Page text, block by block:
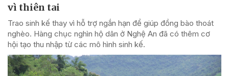
vì thiên tai
Trao sinh kế thay vì hỗ trợ ngắn hạn để giúp đồng bào thoát
nghèo. Hàng chục nghìn hộ dân ở Nghệ An đã có thêm cơ
hội tạo thu nhập từ các mô hình sinh kế.